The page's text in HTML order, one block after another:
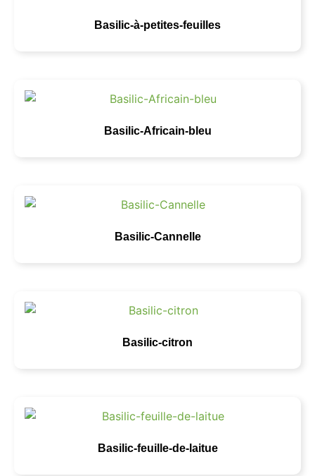
Basilic-à-petites-feuilles
Basilic-Africain-bleu
Basilic-Cannelle
Basilic-citron
Basilic-feuille-de-laitue